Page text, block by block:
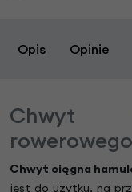
Opis Opinie
Chwyt
Chwyt cięgna
jest do użytku, na